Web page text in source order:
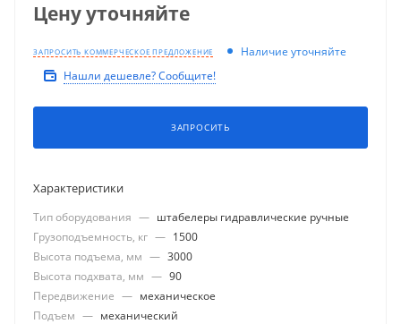
Цену уточняйте
ЗАПРОСИТЬ КОММЕРЧЕСКОЕ ПРЕДЛОЖЕНИЕ
Наличие уточняйте
Нашли дешевле? Сообщите!
ЗАПРОСИТЬ
Характеристики
Тип оборудования — штабелеры гидравлические ручные
Грузоподъемность, кг — 1500
Высота подъема, мм — 3000
Высота подхвата, мм — 90
Передвижение — механическое
Подъем — механический